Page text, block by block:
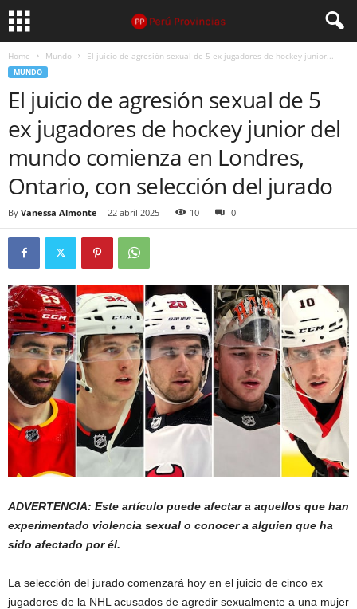
Home Mundo El juicio de agresión sexual de 5 ex jugadores de hockey junior...
MUNDO
El juicio de agresión sexual de 5
ex jugadores de hockey junior del
mundo comienza en Londres,
Ontario, con selección del jurado
By Vanessa Almonte - 22 abril 2025 10 0
ADVERTENCIA: Este artículo puede afectar a aquellos que han
experimentado violencia sexual o conocer a alguien que ha
sido afectado por él.
La selección del jurado comenzará hoy en el juicio de cinco ex
jugadores de la NHL acusados ​​de agredir sexualmente a una mujer